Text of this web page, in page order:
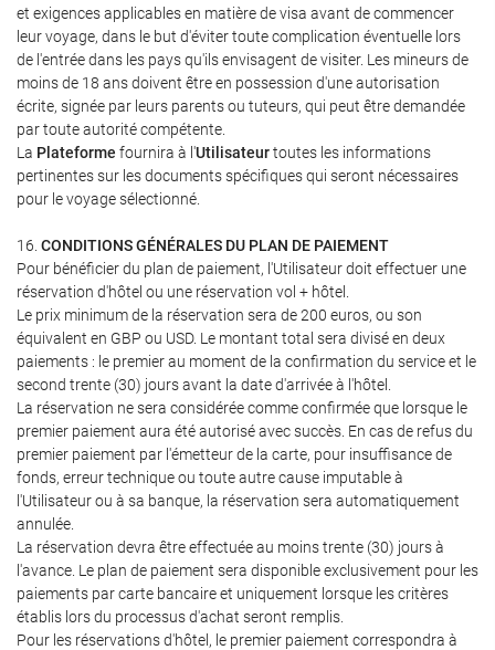
et exigences applicables en matière de visa avant de commencer
leur voyage, dans le but d'éviter toute complication éventuelle lors
de l'entrée dans les pays qu'ils envisagent de visiter. Les mineurs de
moins de 18 ans doivent être en possession d'une autorisation
écrite, signée par leurs parents ou tuteurs, qui peut être demandée
par toute autorité compétente.
La Plateforme fournira à l'Utilisateurtoutes les informations
pertinentes sur les documents spécifiques qui seront nécessaires
pour le voyage sélectionné.
16. CONDITIONS GÉNÉRALES DU PLAN DE PAIEMENT
Pour bénéficier du plan de paiement, l'Utilisateur doit effectuer une
réservation d'hôtel ou une réservation vol + hôtel.
Le prix minimum de la réservation sera de 200 euros, ou son
équivalent en GBP ou USD. Le montant total sera divisé en deux
paiements : le premier au moment de la confirmation du service et le
second trente (30) jours avant la date d'arrivée à l'hôtel.
La réservation ne sera considérée comme confirmée que lorsque le
premier paiement aura été autorisé avec succès. En cas de refus du
premier paiement par l'émetteur de la carte, pour insuffisance de
fonds, erreur technique ou toute autre cause imputable à
l'Utilisateur ou à sa banque, la réservation sera automatiquement
annulée.
La réservation devra être effectuée au moins trente (30) jours à
l'avance. Le plan de paiement sera disponible exclusivement pour les
paiements par carte bancaire et uniquement lorsque les critères
établis lors du processus d'achat seront remplis.
Pour les réservations d'hôtel, le premier paiement correspondra à